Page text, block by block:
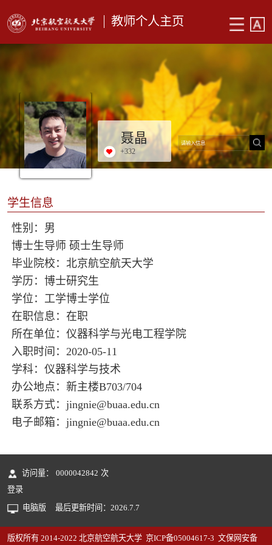
教师个人主页
聂晶
+332
学生信息
性别：男
博士生导师 硕士生导师
毕业院校：北京航空航天大学
学历：博士研究生
学位：工学博士学位
在职信息：在职
所在单位：仪器科学与光电工程学院
入职时间：2020-05-11
学科：仪器科学与技术
办公地点：新主楼B703/704
联系方式：jingnie@buaa.edu.cn
电子邮箱： jingnie@buaa.edu.cn
访问量： 0000042842 次
登录
电脑版
最后更新时间： 2026.7.7
版权所有 2014-2022 北京航空航天大学 京ICP备05004617-3 文保网安备